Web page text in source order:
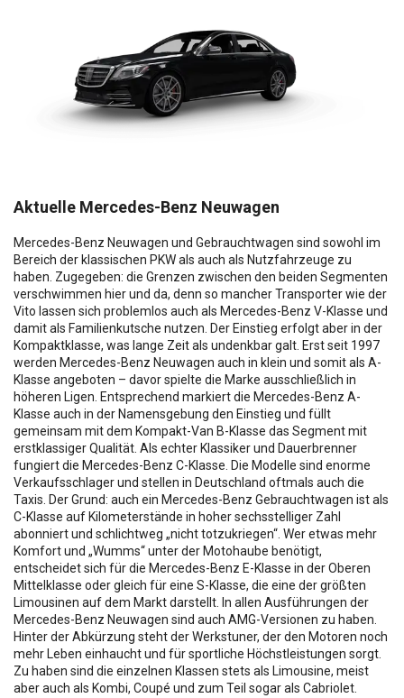
Aktuelle Mercedes-Benz Neuwagen
Mercedes-Benz Neuwagen und Gebrauchtwagen sind sowohl im
Bereich der klassischen PKW als auch als Nutzfahrzeuge zu
haben. Zugegeben: die Grenzen zwischen den beiden Segmenten
verschwimmen hier und da, denn so mancher Transporter wie der
Vito lassen sich problemlos auch als Mercedes-Benz V-Klasse und
damit als Familienkutsche nutzen. Der Einstieg erfolgt aber in der
Kompaktklasse, was lange Zeit als undenkbar galt. Erst seit 1997
werden Mercedes-Benz Neuwagen auch in klein und somit als A-
Klasse angeboten – davor spielte die Marke ausschließlich in
höheren Ligen. Entsprechend markiert die Mercedes-Benz A-
Klasse auch in der Namensgebung den Einstieg und füllt
gemeinsam mit dem Kompakt-Van B-Klasse das Segment mit
erstklassiger Qualität. Als echter Klassiker und Dauerbrenner
fungiert die Mercedes-Benz C-Klasse. Die Modelle sind enorme
Verkaufsschlager und stellen in Deutschland oftmals auch die
Taxis. Der Grund: auch ein Mercedes-Benz Gebrauchtwagen ist als
C-Klasse auf Kilometerstände in hoher sechsstelliger Zahl
abonniert und schlichtweg „nicht totzukriegen“. Wer etwas mehr
Komfort und „Wumms“ unter der Motohaube benötigt,
entscheidet sich für die Mercedes-Benz E-Klasse in der Oberen
Mittelklasse oder gleich für eine S-Klasse, die eine der größten
Limousinen auf dem Markt darstellt. In allen Ausführungen der
Mercedes-Benz Neuwagen sind auch AMG-Versionen zu haben.
Hinter der Abkürzung steht der Werkstuner, der den Motoren noch
mehr Leben einhaucht und für sportliche Höchstleistungen sorgt.
Zu haben sind die einzelnen Klassen stets als Limousine, meist
aber auch als Kombi, Coupé und zum Teil sogar als Cabriolet.